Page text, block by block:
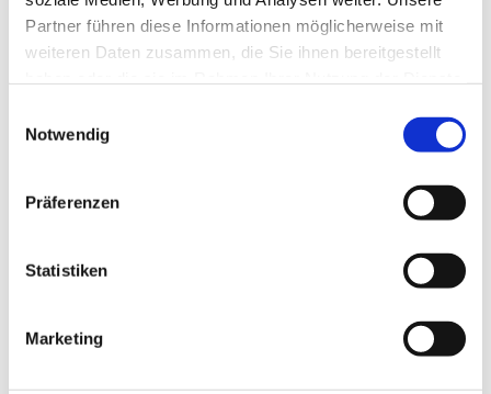
Partner führen diese Informationen möglicherweise mit
weiteren Daten zusammen, die Sie ihnen bereitgestellt
Notwendig
Präferenzen
Statistiken
Marketing